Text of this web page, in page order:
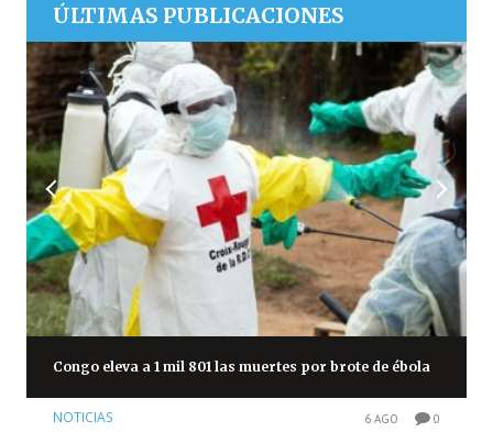
ÚLTIMAS PUBLICACIONES
Congo eleva a 1 mil 801 las muertes por brote de ébola
NOTICIAS 6 AGO 0